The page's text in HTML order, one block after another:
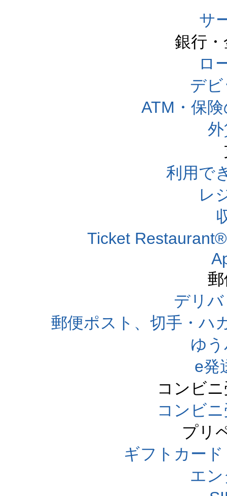
サ
銀行
ロ
デ
ATM・保
利用で
レ
Ticket
デリ
郵便ポスト、切手・ハ
ゆ
e発
コンビ
コンビ
プリ
ギフトカー
エ